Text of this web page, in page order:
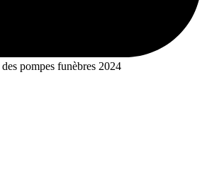
pompes funèbres 2024